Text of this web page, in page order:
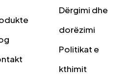
Dërgimi dhe
dorëzimi
Politikat e
kthimit